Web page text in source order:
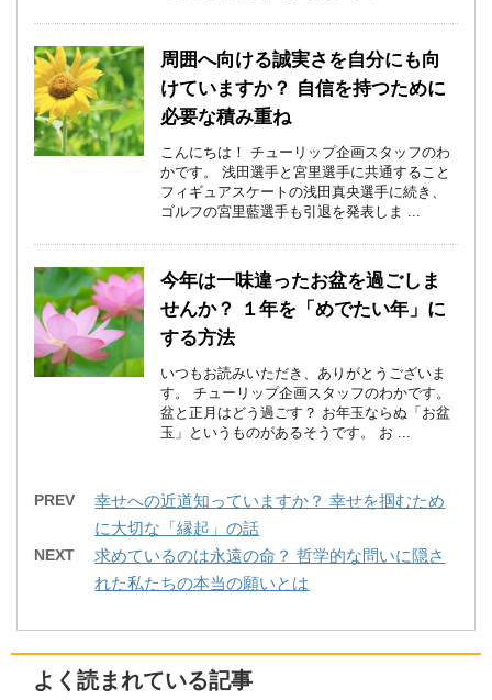
周囲へ向ける誠実さを自分にも向
けていますか？ 自信を持つために
必要な積み重ね
こんにちは！ チューリップ企画スタッフのわ
かです。 浅田選手と宮里選手に共通すること
フィギュアスケートの浅田真央選手に続き、
ゴルフの宮里藍選手も引退を発表しま ...
今年は一味違ったお盆を過ごしま
せんか？ １年を「めでたい年」に
する方法
いつもお読みいただき、ありがとうございま
す。 チューリップ企画スタッフのわかです。
盆と正月はどう過ごす？ お年玉ならぬ「お盆
玉」というものがあるそうです。 お ...
PREV
幸せへの近道知っていますか？ 幸せを掴むため
に大切な「縁起」の話
NEXT
求めているのは永遠の命？ 哲学的な問いに隠さ
れた私たちの本当の願いとは
よく読まれている記事